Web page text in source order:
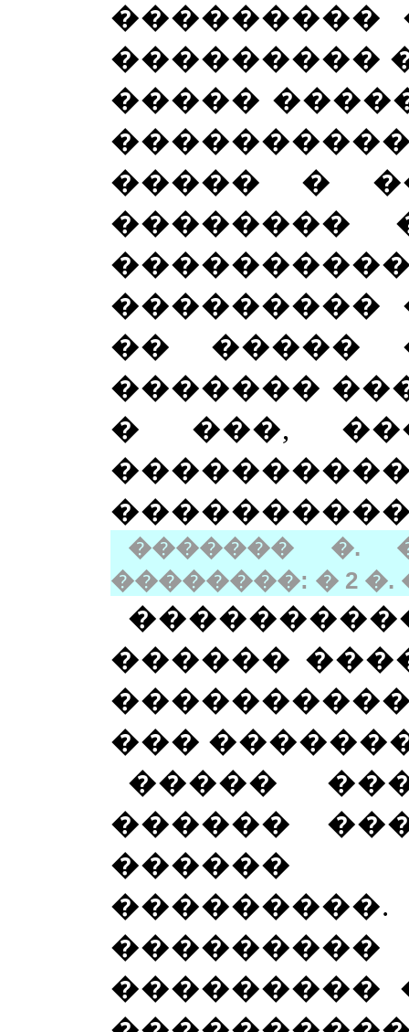
���������
���������
�����
����� �
��������
���������
�� �����
�������
� ���,
������� �.
��������: � 2 �.
������
���
�����
������
������
���������